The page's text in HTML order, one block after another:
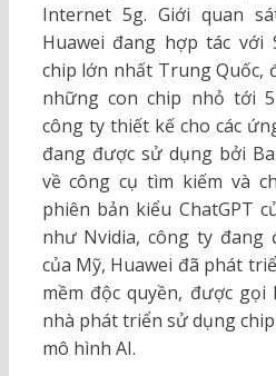
Internet 5g. Giới quan
Huawei đang hợp tác với
chip lớn nhất Trung Quốc,
những con chip nhỏ tới
công ty thiết kế cho các
đang được sử dụng bởi
về công cụ tìm kiếm và
phiên bản kiểu ChatGPT
như Nvidia, công ty đang
của Mỹ, Huawei đã phát
mềm độc quyền, được gọi
nhà phát triển sử dụng
mô hình AI.